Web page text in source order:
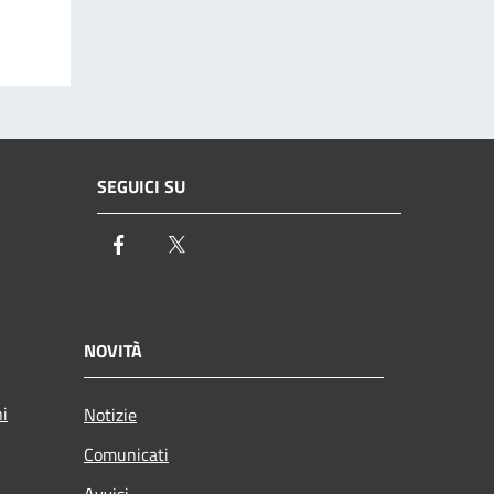
SEGUICI SU
Facebook
NOVITÀ
Notizie
Comunicati